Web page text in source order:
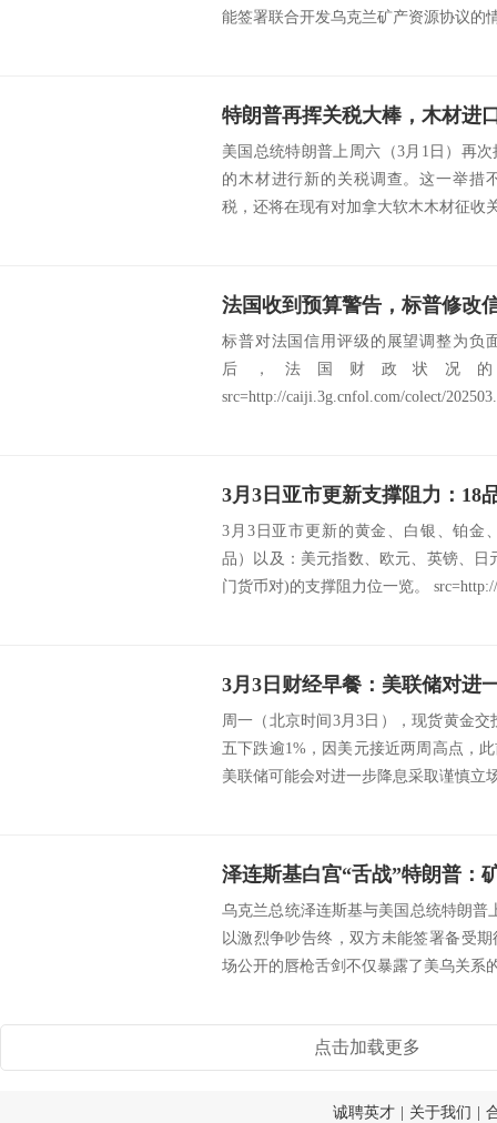
能签署联合开发乌克兰矿产资源协议的
特朗普再挥关税大棒，木材进
美国总统特朗普上周六（3月1日）再
的木材进行新的关税调查。这一举措
税，还将在现有对加拿大软木木材征收
法国收到预算警告，标普修改
标普对法国信用评级的展望调整为负
后，法国财政状况
src=http://caiji.3g.cnfol.com/colect/
3月3日亚市更新的黄金、白银、铂金
品）以及：美元指数、欧元、英镑、
门货币对)的支撑阻力位一览。
周一（北京时间3月3日），现货黄金交
五下跌逾1%，因美元接近两周高点，
美联储可能会对进一步降息采取谨慎立
乌克兰总统泽连斯基与美国总统特朗普
以激烈争吵告终，双方未能签署备受
场公开的唇枪舌剑不仅暴露了美乌关系
点击加载更多
诚聘英才 关于我们